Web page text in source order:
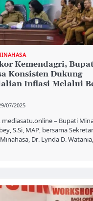
Kemendagri,
Konsisten Dukung
Inflasi Melalui
07/2025
mediasatu.online – Bupati
S.Si, MAP, bersama
Dr. Lynda D.